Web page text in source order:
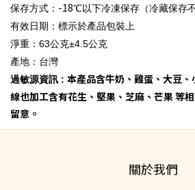
保存方式： -18℃以下冷凍保存（冷藏保存
有效日期：標示於產品包裝上
淨重：63公克±4.5公克
產地 ： 台灣
過敏源資訊 : 本產品含牛奶、雞蛋、大豆
線也加工含有花生、堅果、芝麻、芒果 等
留意。
關於我們